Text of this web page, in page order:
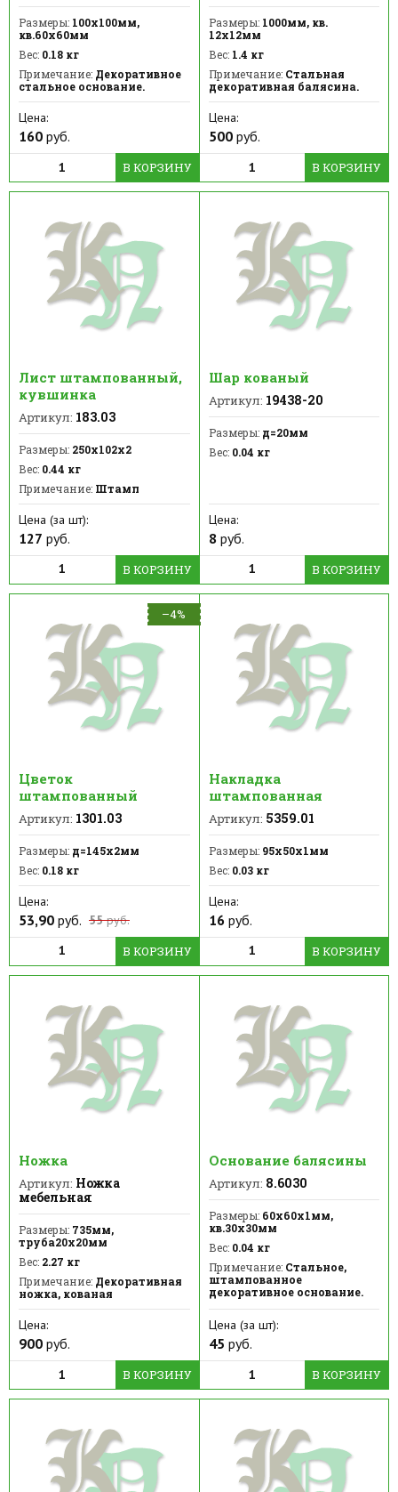
Размеры: 100х100мм,
кв.60х60мм
Вес: 0.18 кг
Примечание: Декоративное
стальное основание.
Цена:
160 руб.
В КОРЗИНУ
Размеры:1000мм, кв.
12х12мм
Вес:1.4 кг
Примечание:Стальная
декоративная балясина.
Цена:
500руб.
В КОРЗИНУ
Лист штампованный,
кувшинка
Артикул: 183.03
Размеры: 250х102х2
Вес: 0.44 кг
Примечание: Штамп
Цена (за шт):
127 руб.
В КОРЗИНУ
Шар кованый
Артикул: 19438-20
Размеры:д=20мм
Вес:0.04 кг
Цена:
8 руб.
В КОРЗИНУ
–4%
Цветок
штампованный
Артикул: 1301.03
Размеры: д=145х2мм
Вес: 0.18 кг
Цена:
53,90 руб. 55руб.
В КОРЗИНУ
Накладка
штампованная
Артикул: 5359.01
Размеры:95х50х1мм
Вес:0.03 кг
Цена:
16 руб.
В КОРЗИНУ
Ножка
Артикул: Ножка
мебельная
Размеры: 735мм,
труба20х20мм
Вес: 2.27 кг
Примечание: Декоративная
ножка, кованая
Цена:
900 руб.
В КОРЗИНУ
Основание балясины
Артикул: 8.6030
Размеры:60x60х1мм,
кв.30х30мм
Вес:0.04 кг
Примечание:Стальное,
штампованное
декоративное основание.
Цена (за шт):
45 руб.
В КОРЗИНУ